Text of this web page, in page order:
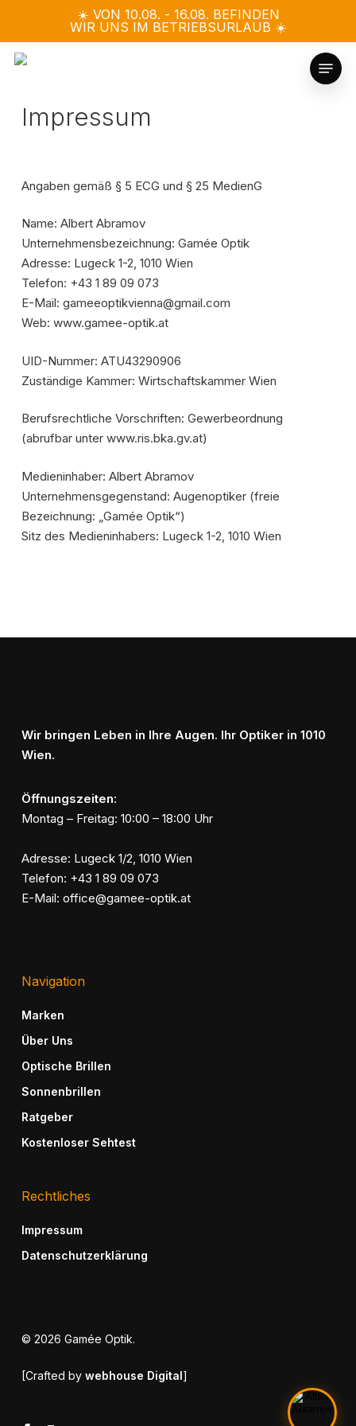
main
content
☀️ VON 10.08. - 16.08. BEFINDEN
WIR UNS IM BETRIEBSURLAUB ☀️
Menu
Impressum
Angaben gemäß § 5 ECG und § 25 MedienG
Name: Albert Abramov
Unternehmensbezeichnung: Gamée Optik
Adresse: Lugeck 1-2, 1010 Wien
Telefon: +43 1 89 09 073
E-Mail: gameeoptikvienna@gmail.com
Web: www.gamee-optik.at
UID-Nummer: ATU43290906
Zuständige Kammer: Wirtschaftskammer Wien
Berufsrechtliche Vorschriften: Gewerbeordnung
(abrufbar unter www.ris.bka.gv.at)
Medieninhaber: Albert Abramov
Unternehmensgegenstand: Augenoptiker (freie
Bezeichnung: „Gamée Optik“)
Sitz des Medieninhabers: Lugeck 1-2, 1010 Wien
Wir bringen Leben in Ihre Augen. Ihr Optiker in 1010
Wien.
Öffnungszeiten:
Montag – Freitag: 10:00 – 18:00 Uhr
Adresse: Lugeck 1/2, 1010 Wien
Telefon: +43 1 89 09 073
E-Mail: office@gamee-optik.at
Navigation
Marken
Über Uns
Optische Brillen
Sonnenbrillen
Ratgeber
Kostenloser Sehtest
Rechtliches
Impressum
Datenschutzerklärung
© 2026 Gamée Optik.
[Crafted by webhouse Digital]